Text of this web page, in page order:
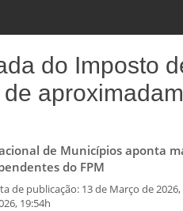
do Imposto
de Municípios aponta
do FPM
de publicação: 13 de Março de 2026,
19:54h